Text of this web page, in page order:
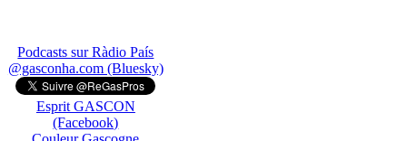
Podcasts sur Ràdio País
@gasconha.com (Bluesky)
Esprit GASCON
(Facebook)